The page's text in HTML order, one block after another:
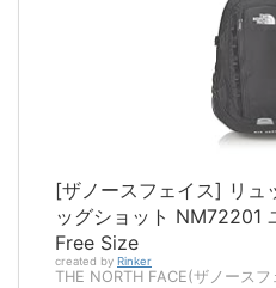
[ザノースフェイス] リュ
ッグショット NM72201
Free Size
created by Rinker
THE NORTH FACE(ザノースフ